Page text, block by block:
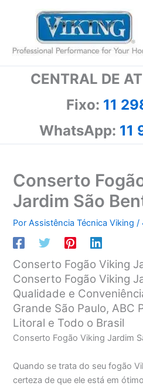
conteúdo
CENTRAL DE
Fixo: 11
WhatsApp: 11
Conserto
Jardim São
PorAssistência Técnica Viking/
Conserto Fogão Viking
Conserto Fogão Viking
Qualidade e
Grande São Paulo, ABC
Litoral e Todo o Brasil
Conserto Fogão Viking Jardim
Quando se trata do seu fogão
certeza de que ele está em